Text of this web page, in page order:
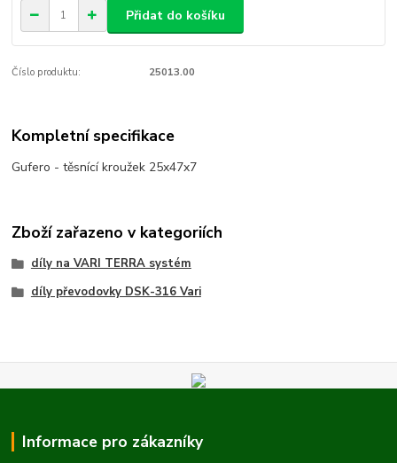
Přidat do košíku
Číslo produktu: 25013.00
Kompletní specifikace
Gufero - těsnící kroužek 25x47x7
Zboží zařazeno v kategoriích
díly na VARI TERRA systém
díly převodovky DSK-316 Vari
Informace pro zákazníky